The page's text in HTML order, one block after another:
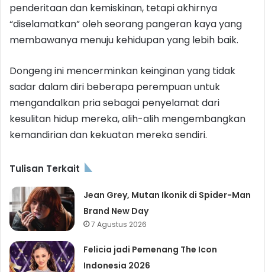
penderitaan dan kemiskinan, tetapi akhirnya
“diselamatkan” oleh seorang pangeran kaya yang
membawanya menuju kehidupan yang lebih baik.
Dongeng ini mencerminkan keinginan yang tidak
sadar dalam diri beberapa perempuan untuk
mengandalkan pria sebagai penyelamat dari
kesulitan hidup mereka, alih-alih mengembangkan
kemandirian dan kekuatan mereka sendiri.
Tulisan Terkait
Jean Grey, Mutan Ikonik di Spider-Man
Brand New Day
7 Agustus 2026
Felicia jadi Pemenang The Icon
Indonesia 2026